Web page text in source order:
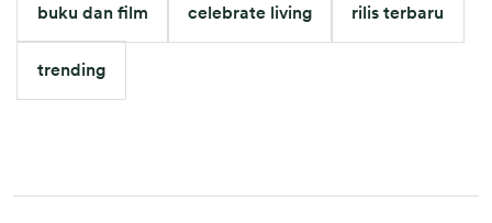
buku dan film celebrate living rilis terbaru
trending